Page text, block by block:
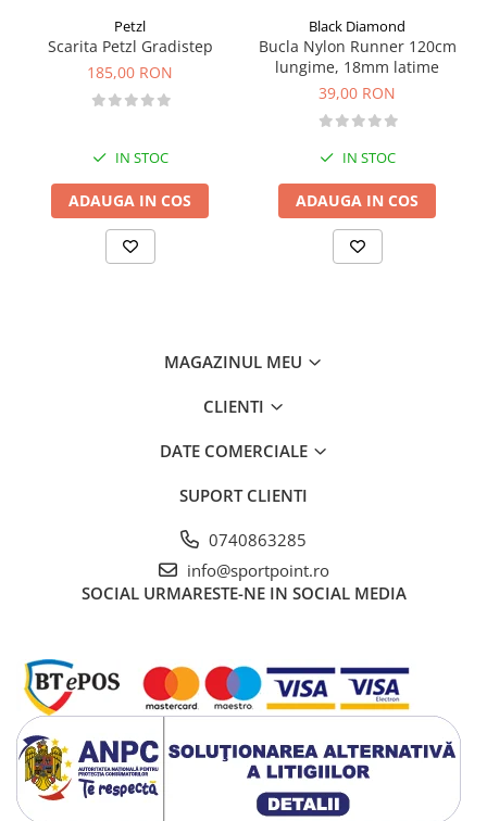
Petzl
Scarita Petzl Gradistep
185,00 RON
IN STOC
ADAUGA IN COS
Black Diamond
Bucla Nylon Runner 120cm
lungime, 18mm latime
39,00 RON
IN STOC
ADAUGA IN COS
MAGAZINUL MEU
CLIENTI
DATE COMERCIALE
SUPORT CLIENTI
0740863285
info@sportpoint.ro
SOCIAL URMARESTE-NE IN SOCIAL MEDIA